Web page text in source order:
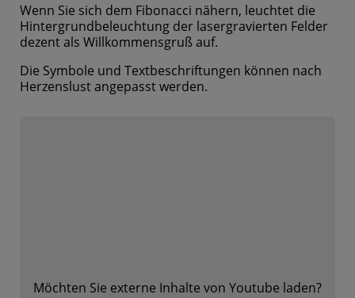
Wenn Sie sich dem Fibonacci nähern, leuchtet die
Hintergrundbeleuchtung der lasergravierten Felder
dezent als Willkommensgruß auf.
Die Symbole und Textbeschriftungen können nach
Herzenslust angepasst werden.
Möchten Sie externe Inhalte von Youtube laden?